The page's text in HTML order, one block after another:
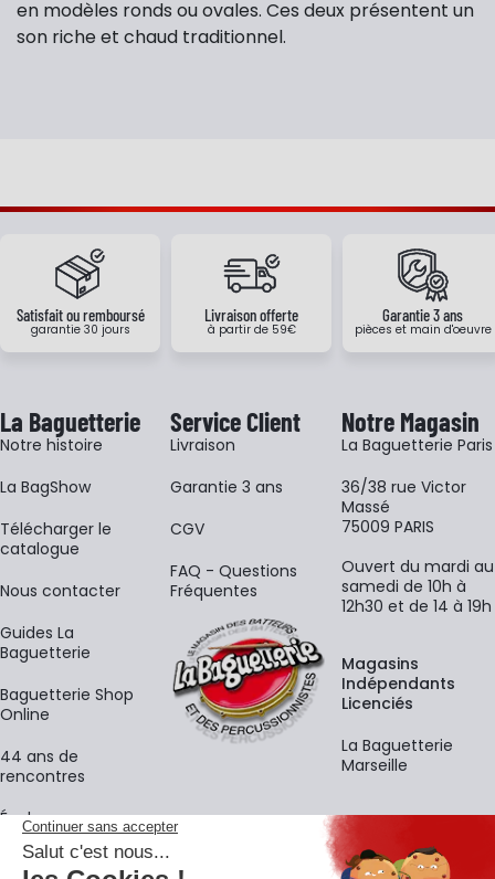
en modèles ronds ou ovales. Ces deux présentent un
son riche et chaud traditionnel.
Satisfait ou remboursé
garantie 30 jours
Livraison offerte
à partir de 59€
Garantie 3 ans
pièces et main d'oeuvre
La Baguetterie
Notre histoire
La BagShow
​Télécharger le
catalogue
Nous contacter
Guides La
Baguetterie
Baguetterie Shop
Online
44 ans de
rencontres
Écoles
Service Client
Livraison
Garantie 3 ans
CGV
FAQ - Questions
Fréquentes
Notre Magasin
La Baguetterie Paris
36/38 rue Victor
Massé
75009 PARIS
Ouvert du mardi au
samedi de 10h à
12h30 et de 14 à 19h
Magasins
Indépendants
Licenciés
La Baguetterie
Marseille
La newsletter